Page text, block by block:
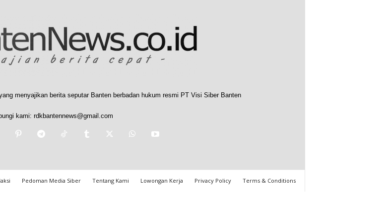
menyajikan berita seputar Banten berbadan hukum resmi PT Visi Siber Banten
kami: rdkbantennews@gmail.com
Pedoman Media Siber Tentang Kami Lowongan Kerja Privacy Policy Terms & Conditions